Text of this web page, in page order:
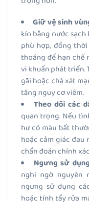
Giữ vệ sinh
kín bằng nước
phù hợp, đồng
thoáng để hạn
vi khuẩn phát triển.
gãi hoặc chà xát
tăng nguy cơ viêm.
Theo dõi các
quan trọng. Nếu
hư có màu bất
hoặc cảm giác đau
chẩn đoán chính
Ngưng sử
nghi ngờ nguyên
ngưng sử dụng
hoặc tính tẩy rửa